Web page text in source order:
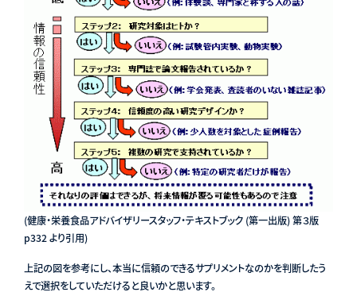
(健康・栄養食品アドバイザリースタッフ・テキストブック (第一出版) 第３版
p332 より引用)
上記の図を参考にし、本当に信頼のできるサプリメントなのかを判断したう
えで選択をしていただけると良いかと思います。